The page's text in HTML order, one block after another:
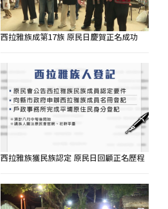
西拉雅族成第17族 原民日慶賀正名成功
西拉雅族獲民族認定 原民日回顧正名歷程